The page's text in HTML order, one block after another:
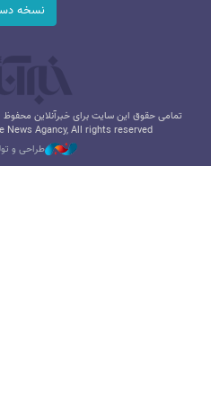
نسخه
تمامی حقوق این سایت برای خبرآنلاین
News Agancy, All rights reserved
طراحی و